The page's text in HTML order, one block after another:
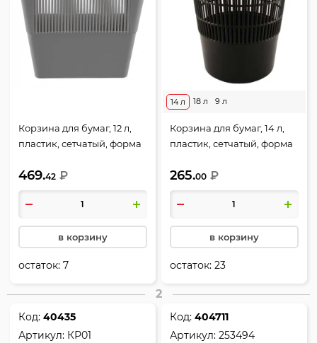
Корзина для бумаг, 12 л,
пластик, сетчатый, форма
серый, Стамм, КР32
469.42 ₽
в корзину
остаток:7
14 л 18 л 9 л
Корзина для бумаг, 14 л,
пластик, сетчатый, форма
Стамм, КР51
265.00 ₽
в корзину
остаток:23
2
Код:40435
Артикул: КР01
Код:404711
Артикул:253494